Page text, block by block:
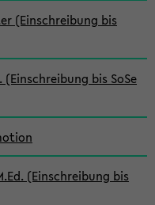
(Einschreibung bis
bis SoSe
(Einschreibung bis